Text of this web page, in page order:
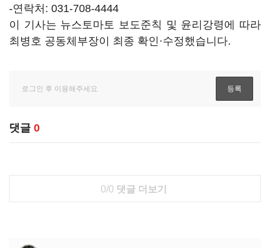
-연락처: 031-708-4444
이 기사는 뉴스토마토 보도준칙 및 윤리강령에 따라
최병호 공동체부장이 최종 확인·수정했습니다.
댓글 0
0/0 댓글 더보기